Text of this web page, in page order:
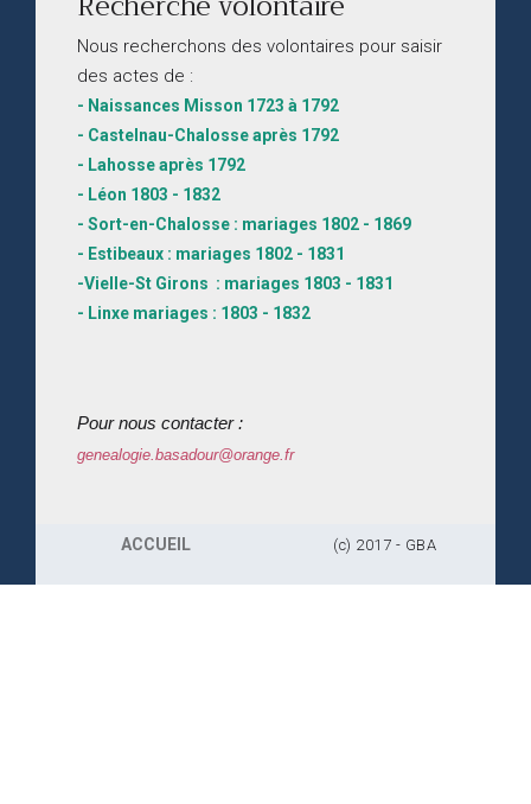
Nous recherchons des volontaires pour saisir
des actes de :
- Naissances Misson 1723 à 1792
- Castelnau-Chalosse après 1792
- Lahosse après 1792
- Léon 1803 - 1832
- Sort-en-Chalosse : mariages 1802 - 1869
- Estibeaux : mariages 1802 - 1831
-Vielle-St Girons : mariages 1803 - 1831
- Linxe mariages : 1803 - 1832
Pour nous contacter :
genealogie.basadour@orange.fr
ACCUEIL (c) 2017 - GBA